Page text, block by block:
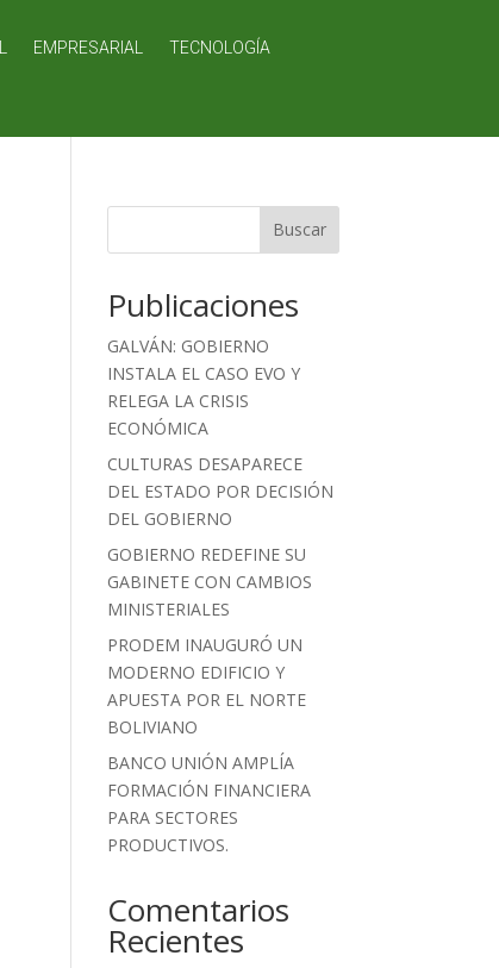
EMPRESARIAL
TECNOLOGÍA
Buscar
Publicaciones
GALVÁN: GOBIERNO
INSTALA EL CASO EVO Y
RELEGA LA CRISIS
ECONÓMICA
CULTURAS DESAPARECE
DEL ESTADO POR DECISIÓN
DEL GOBIERNO
GOBIERNO REDEFINE SU
GABINETE CON CAMBIOS
MINISTERIALES
PRODEM INAUGURÓ UN
MODERNO EDIFICIO Y
APUESTA POR EL NORTE
BOLIVIANO
BANCO UNIÓN AMPLÍA
FORMACIÓN FINANCIERA
PARA SECTORES
PRODUCTIVOS.
Comentarios
Recientes